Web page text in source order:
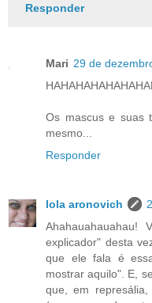
Responder
Mari 29 de
Os mascus e suas
mesmo...
Responder
lola aronovich
Ahahauahauahau!
explicador" desta
que ele fala é
mostrar aquilo". E,
que, em